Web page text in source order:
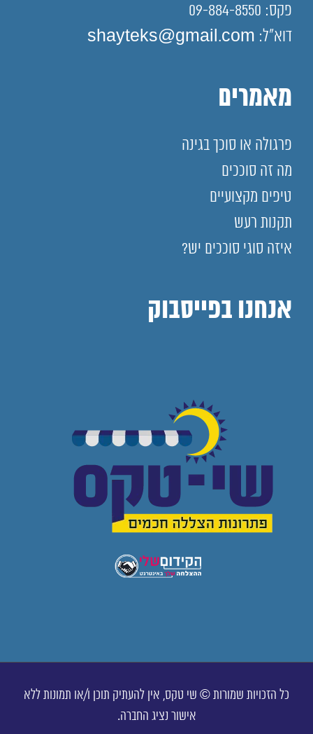
פקס: 09-884-8550
דוא"ל: shayteks@gmail.com
מאמרים
פרגולה או סוכך בגינה
מה זה סוככים
טיפים מקצועיים
תקנות רעש
איזה סוגי סוככים יש?
אנחנו בפייסבוק
כל הזכויות שמורות © שי טקס, אין להעתיק תוכן ו/או תמונות ללא
אישור נציג החברה.